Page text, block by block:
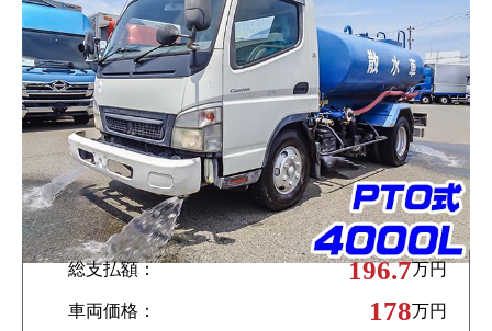
総支払額： 196.7万円
車両価格： 178万円